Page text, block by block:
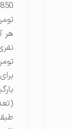
تومن
هر کارگر
نفری 50
تومن
بارگیری
(تعداد
طبقات